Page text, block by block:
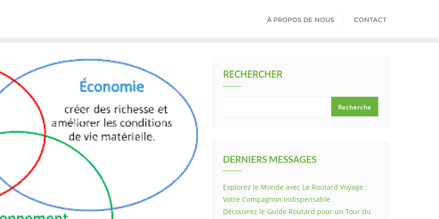
À PROPOS DE NOUS CONTACT
RECHERCHER
Recherche
DERNIERS MESSAGES
Explorez le Monde avec Le Routard Voyage :
Votre Compagnon Indispensable
Découvrez le Guide Routard pour un Tour du